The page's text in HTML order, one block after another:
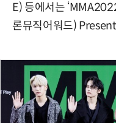
E) 등에서는
론뮤직어워드)